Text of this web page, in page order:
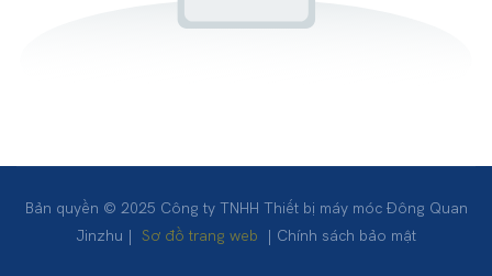
Bản quyền © 2025 Công ty TNHH Thiết bị máy móc Đông Quan
Jinzhu |
Sơ đồ trang web Chính sách bảo mật